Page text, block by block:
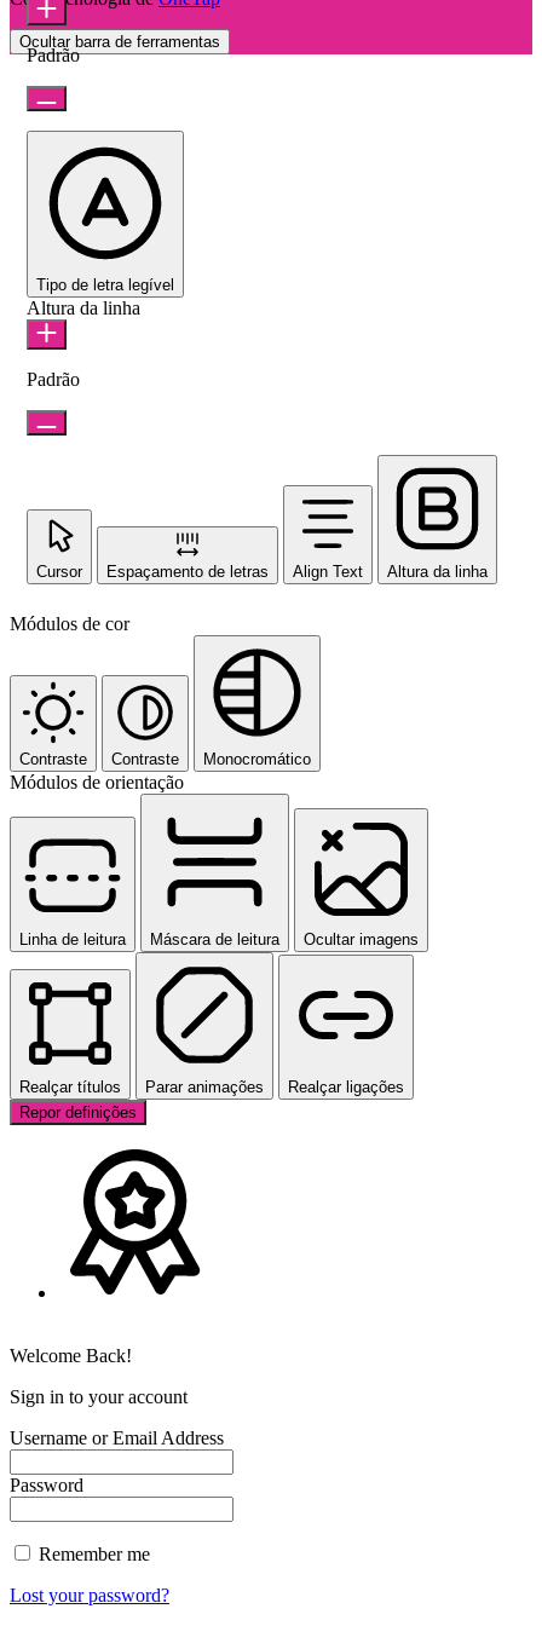
Ocultar barra de ferramentas
Padrão
Tipo de letra legível
Altura da linha
Padrão
Cursor Espaçamento de letras Align Text Altura da linha
Módulos de cor
Contraste Contraste Monocromático
Módulos de orientação
Linha de leitura Máscara de leitura Ocultar imagens
Realçar títulos Parar animações
Realçar ligações
Repor definições
Welcome Back!
Sign in to your account
Username or Email Address
Password
Remember me
Lost your password?